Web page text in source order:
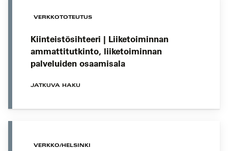
VERKKOTOTEUTUS
Kiinteistösihteeri | Liiketoiminnan
ammattitutkinto, liiketoiminnan
palveluiden osaamisala
JATKUVA HAKU
VERKKO/HELSINKI